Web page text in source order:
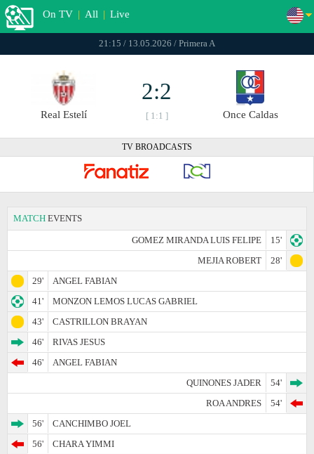
On TV | All | Live
21:15 / 13.05.2026 / Primera A
Real Estelí
2:2
[ 1:1 ] Once Caldas
TV BROADCASTS
MATCH EVENTS
GOMEZ MIRANDA LUIS FELIPE
15'
MEJIA ROBERT
28'
29'
ANGEL FABIAN
41'
MONZON LEMOS LUCAS GABRIEL
43'
CASTRILLON BRAYAN
46'
RIVAS JESUS
46'
ANGEL FABIAN
QUINONES JADER
54'
ROA ANDRES
54'
56'
CANCHIMBO JOEL
56'
CHARA YIMMI